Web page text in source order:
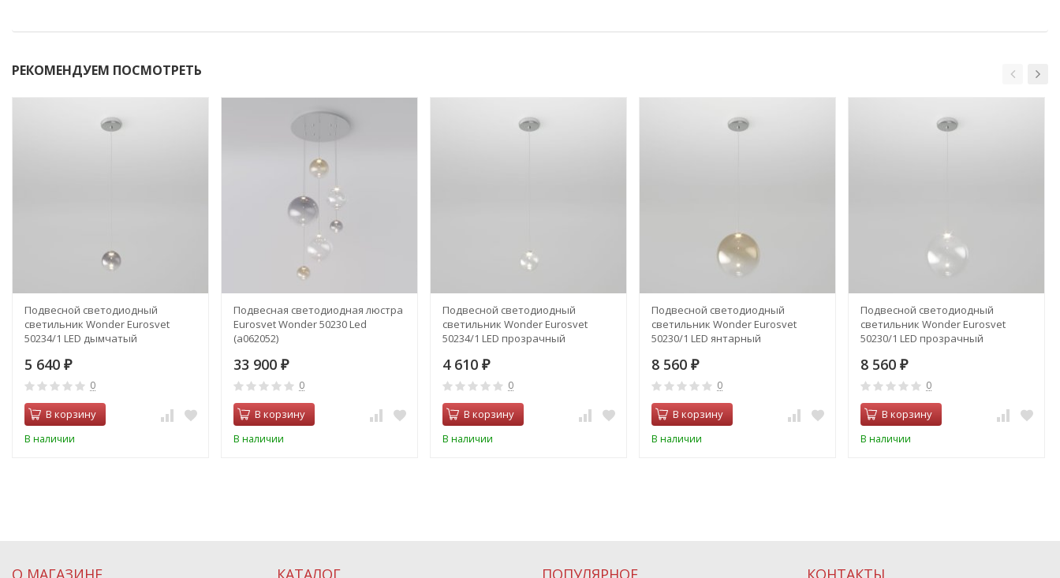
РЕКОМЕНДУЕМ ПОСМОТРЕТЬ
Подвесной светодиодный
светильник Wonder Eurosvet
50234/1 LED дымчатый
5 640 ₽
0
В корзину
В наличии
Подвесная светодиодная люстра
Eurosvet Wonder 50230 Led
(a062052)
33 900 ₽
0
В корзину
В наличии
Подвесной светодиодный
светильник Wonder Eurosvet
50234/1 LED прозрачный
4 610 ₽
0
В корзину
В наличии
Подвесной светодиодный
светильник Wonder Eurosvet
50230/1 LED янтарный
8 560 ₽
0
В корзину
В наличии
Подвесной светодиодный
светильник Wonder Eurosvet
50230/1 LED прозрачный
8 560 ₽
0
В корзину
В наличии